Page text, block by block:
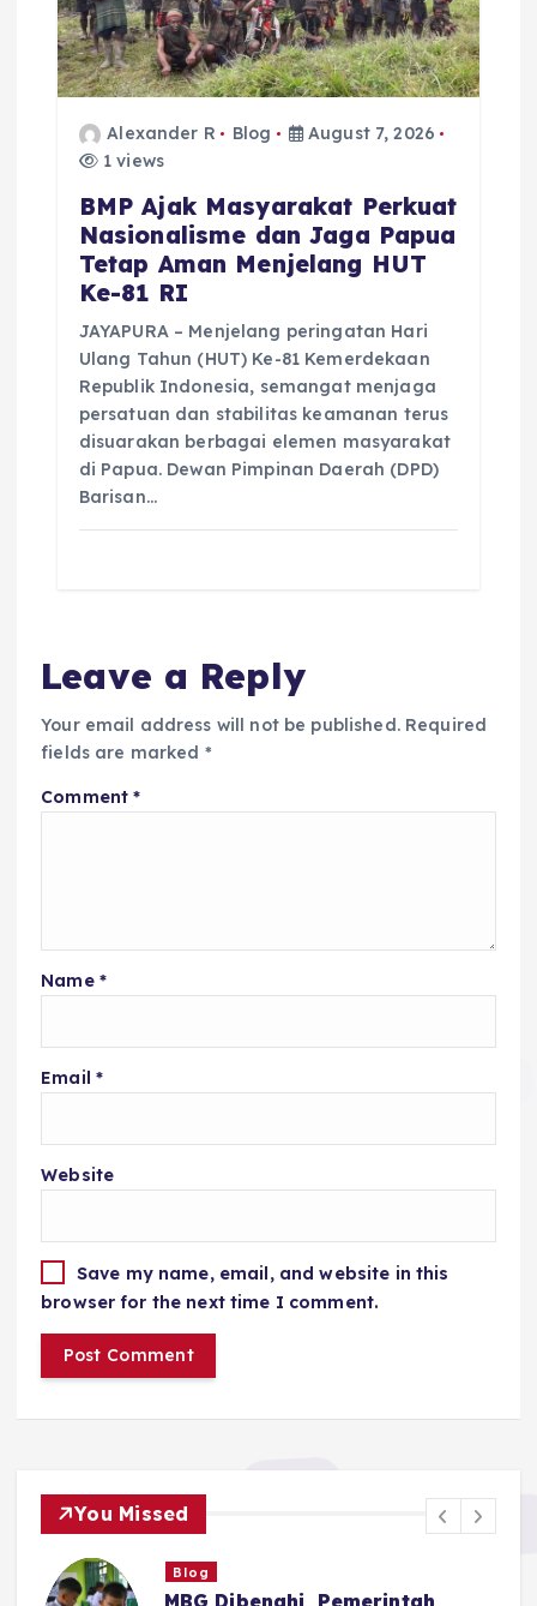
Alexander R Blog
August 7, 2026
1 views
BMP Ajak Masyarakat Perkuat
Nasionalisme dan Jaga Papua
Tetap Aman Menjelang HUT
Ke-81 RI
JAYAPURA – Menjelang peringatan Hari
Ulang Tahun (HUT) Ke-81 Kemerdekaan
Republik Indonesia, semangat menjaga
persatuan dan stabilitas keamanan terus
disuarakan berbagai elemen masyarakat
di Papua. Dewan Pimpinan Daerah (DPD)
Barisan…
Leave a Reply
Your email address will not be published. Required
fields are marked *
Comment*
Name *
Email *
Website
Save my name, email, and website in this
browser for the next time I comment.
You Missed
Blog